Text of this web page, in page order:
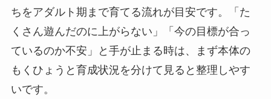
ちをアダルト期まで育てる流れが目安です。「た
くさん遊んだのに上がらない」「今の目標が合っ
ているのか不安」と手が止まる時は、まず本体の
もくひょうと育成状況を分けて見ると整理しやす
いです。